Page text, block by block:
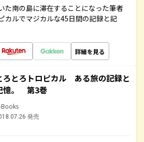
た南の島に滞在することになった筆者
カルでマジカルな45日間の記録と記
詳細を見る
ろとろトロピカル ある旅の記録と
憶。 第3巻
Books
発売